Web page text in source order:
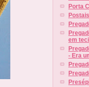
Porta
Postais
em
- Era